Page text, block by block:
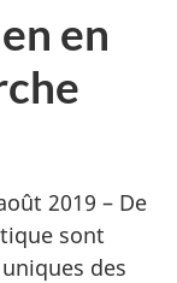
en
2019 – De
sont
des